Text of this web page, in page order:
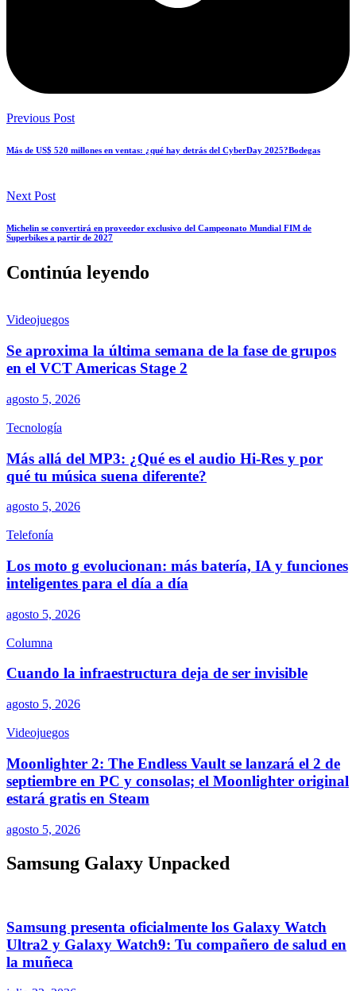
Previous Post
Más de US$ 520 millones en ventas: ¿qué hay detrás del CyberDay 2025?Bodegas
Next Post
Michelin se convertirá en proveedor exclusivo del Campeonato Mundial FIM de
Superbikes a partir de 2027
Continúa leyendo
Videojuegos
Se aproxima la última semana de la fase de grupos
en el VCT Americas Stage 2
agosto 5, 2026
Tecnología
Más allá del MP3: ¿Qué es el audio Hi-Res y por
qué tu música suena diferente?
agosto 5, 2026
Telefonía
Los moto g evolucionan: más batería, IA y funciones
inteligentes para el día a día
agosto 5, 2026
Columna
Cuando la infraestructura deja de ser invisible
agosto 5, 2026
Videojuegos
Moonlighter 2: The Endless Vault se lanzará el 2 de
septiembre en PC y consolas; el Moonlighter original
estará gratis en Steam
agosto 5, 2026
Samsung Galaxy Unpacked
Samsung presenta oficialmente los Galaxy Watch
Ultra2 y Galaxy Watch9: Tu compañero de salud en
la muñeca